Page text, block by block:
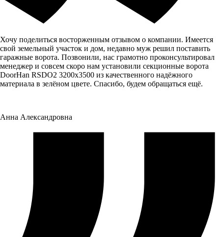
Хочу поделиться восторженным отзывом о компании. Имеется
свой земельный участок и дом, недавно муж решил поставить
гаражные ворота. Позвонили, нас грамотно проконсультировал
менеджер и совсем скоро нам установили секционные ворота
DoorHan RSDO2 3200x3500 из качественного надёжного
материала в зелёном цвете. Спасибо, будем обращаться ещё.
Анна Александровна